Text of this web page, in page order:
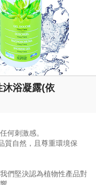
浴凝露(依
何刺激感。
質自然，且尊重環境保
們堅決認為植物性產品對